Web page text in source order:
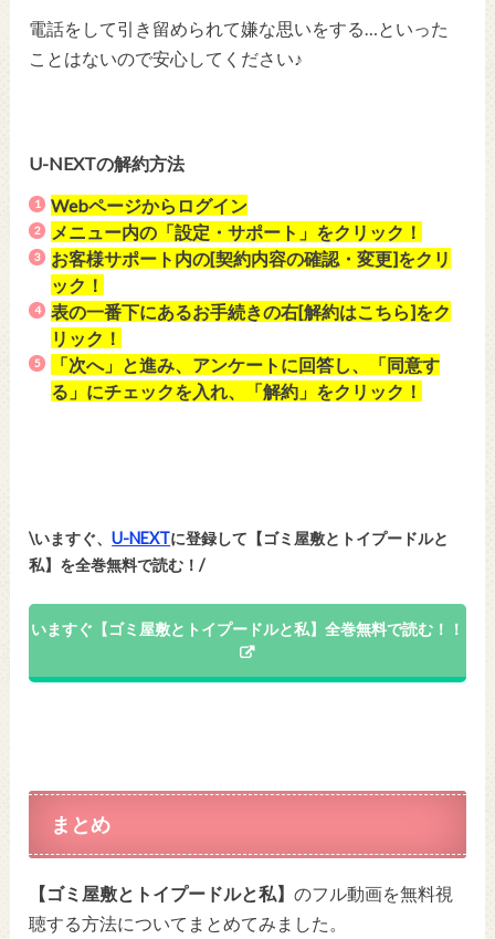
電話をして引き留められて嫌な思いをする…といった
ことはないので安心してください♪
U-NEXTの解約方法
Webページからログイン
メニュー内の「設定・サポート」をクリック！
お客様サポート内の[契約内容の確認・変更]をクリ
ック！
表の一番下にあるお手続きの右[解約はこちら]をク
リック！
「次へ」と進み、アンケートに回答し、「同意す
る」にチェックを入れ、「解約」をクリック！
\いますぐ、U-NEXTに登録して【ゴミ屋敷とトイプードルと
私】を全巻無料で読む！/
いますぐ【ゴミ屋敷とトイプードルと私】全巻無料で読む！！
まとめ
【ゴミ屋敷とトイプードルと私】のフル動画を無料視
聴する方法についてまとめてみました。